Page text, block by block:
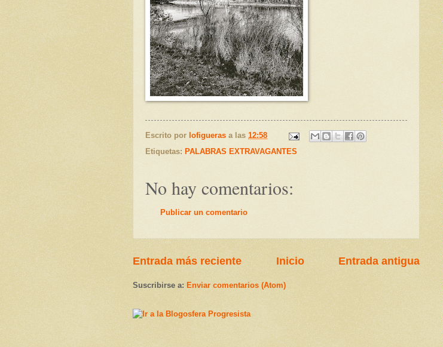
Escrito por lofigueras a las 12:58
Etiquetas: PALABRAS EXTRAVAGANTES
No hay comentarios:
Publicar un comentario
Entrada más reciente Entrada antigua
Inicio
Suscribirse a: Enviar comentarios (Atom)